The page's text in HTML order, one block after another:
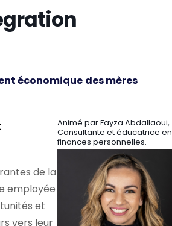
économique des mères
de la
employée
et
vers leur
Animé par Fayza Abdallaoui,
Consultante et éducatrice en
finances personnelles.